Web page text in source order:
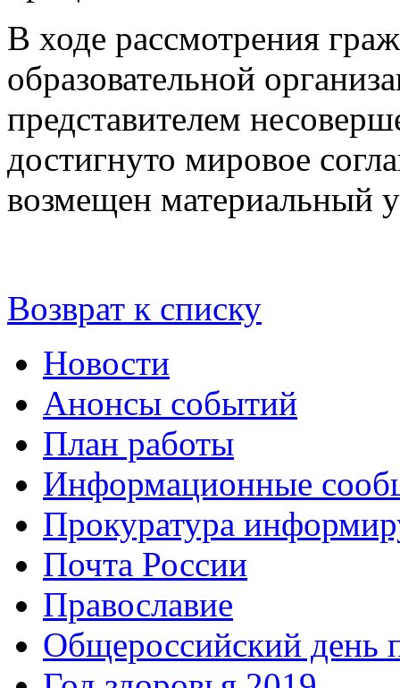
В ходе рассмотрения
образовательной
представителем
достигнуто мировое
возмещен материальный
Возврат к списку
Новости
Анонсы событий
План работы
Информационные
Прокуратура
Почта России
Православие
Общероссийский день